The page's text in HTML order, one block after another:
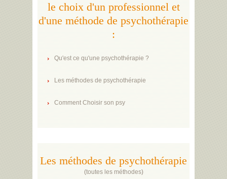
le choix d'un professionnel et
d'une méthode de psychothérapie
:
Qu'est ce qu'une psychothérapie ?
Les méthodes de psychothérapie
Comment Choisir son psy
Les méthodes de psychothérapie
(toutes les méthodes)